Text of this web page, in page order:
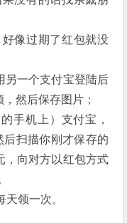
像过期了红包就没
另一个支付宝登陆后
然后保存图片；
手机上）支付宝，
后扫描你刚才保存的
，向对方以红包方式
领一次。